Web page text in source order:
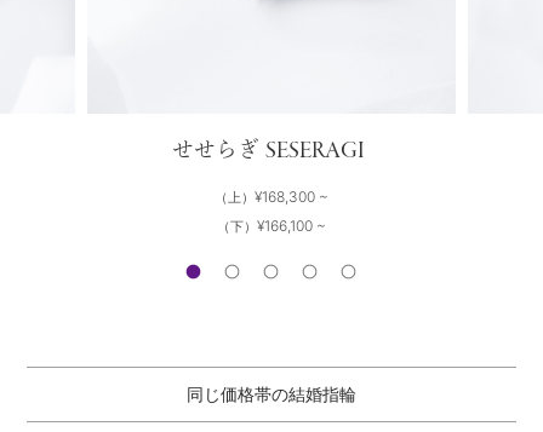
せせらぎSESERAGI
（上）¥168,300 ~
（下）¥166,100 ~
同じ価格帯の結婚指輪